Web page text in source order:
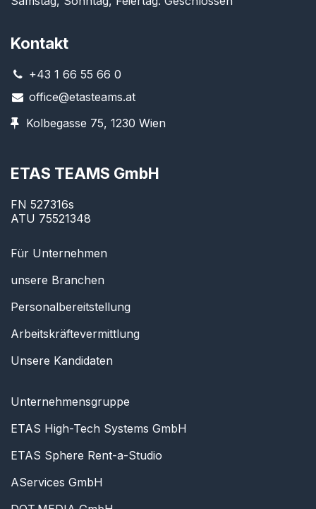
Kontakt
+43 1 66 55 66 0
office@etasteams.at
Kolbegasse 75, 1230 Wien
ETAS TEAMS GmbH
FN 527316s
ATU 75521348
Für Unternehmen
unsere Branchen
Personalbereitstellung
Arbeitskräftevermittlung
Unsere Kandidaten
Unternehmensgruppe
ETAS High-Tech Systems GmbH
ETAS Sphere Rent-a-Studio
AServices GmbH